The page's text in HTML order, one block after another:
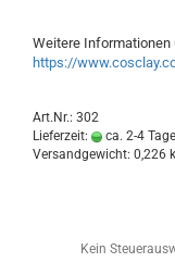
Weitere Informationen
https://
Art.Nr.: 302
Lieferzeit:
ca. 2-4 Tage
Versandgewicht: 0,226
Kein